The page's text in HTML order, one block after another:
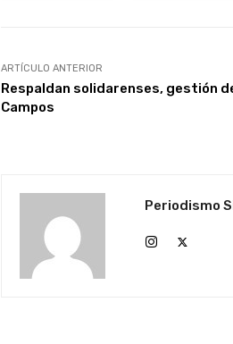
ARTÍCULO ANTERIOR
Respaldan solidarenses, gestión
Campos
Periodismo